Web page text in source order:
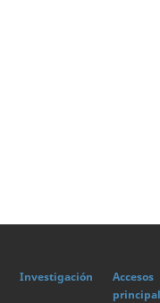
Investigación
Accesos